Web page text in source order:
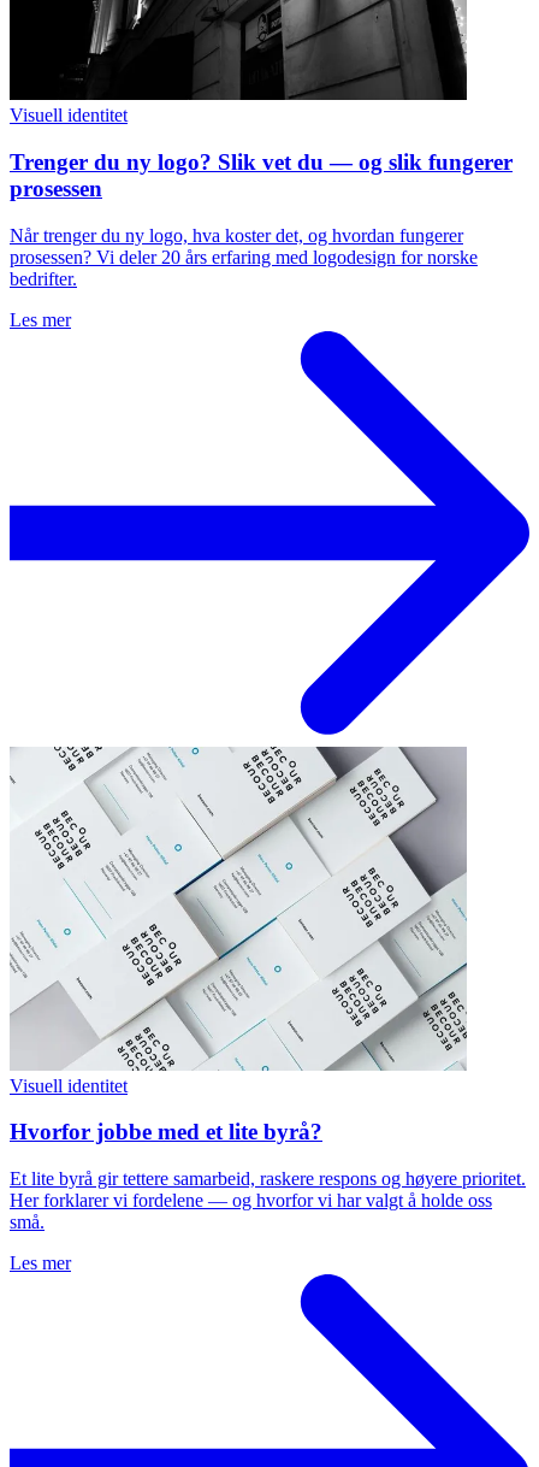
Visuell identitet
Trenger du ny logo? Slik vet du — og slik fungerer
prosessen
Når trenger du ny logo, hva koster det, og hvordan fungerer
prosessen? Vi deler 20 års erfaring med logodesign for norske
bedrifter.
Les mer
Visuell identitet
Hvorfor jobbe med et lite byrå?
Et lite byrå gir tettere samarbeid, raskere respons og høyere prioritet.
Her forklarer vi fordelene — og hvorfor vi har valgt å holde oss
små.
Les mer